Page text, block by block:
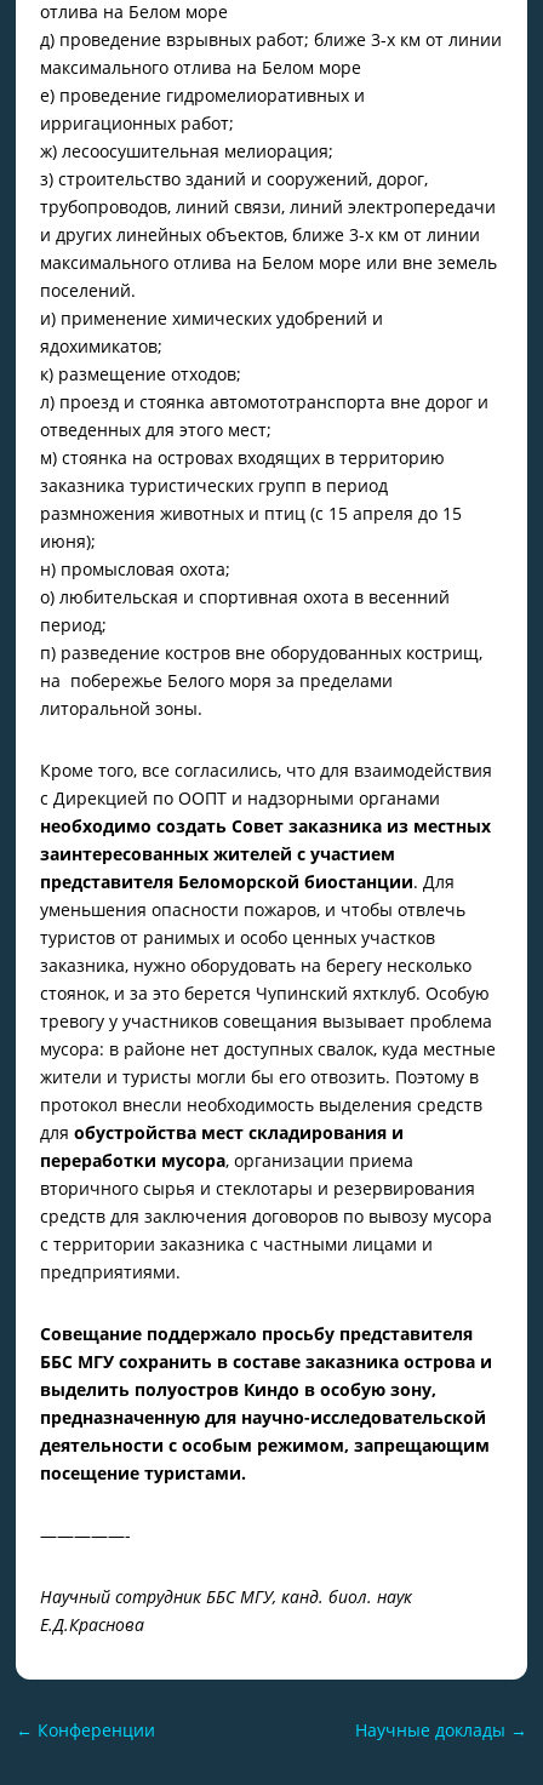
отлива на Белом море
д) проведение взрывных работ; ближе 3-х км от линии
максимального отлива на Белом море
е) проведение гидромелиоративных и
ирригационных работ;
ж) лесоосушительная мелиорация;
з) строительство зданий и сооружений, дорог,
трубопроводов, линий связи, линий электропередачи
и других линейных объектов, ближе 3-х км от линии
максимального отлива на Белом море или вне земель
поселений.
и) применение химических удобрений и
ядохимикатов;
к) размещение отходов;
л) проезд и стоянка автомототранспорта вне дорог и
отведенных для этого мест;
м) стоянка на островах входящих в территорию
заказника туристических групп в период
размножения животных и птиц (с 15 апреля до 15
июня);
н) промысловая охота;
о) любительская и спортивная охота в весенний
период;
п) разведение костров вне оборудованных кострищ,
на побережье Белого моря за пределами
литоральной зоны.
Кроме того, все согласились, что для взаимодействия
с Дирекцией по ООПТ и надзорными органами
необходимо создать Совет заказника из местных
заинтересованных жителей с участием
представителя Беломорской биостанции. Для
уменьшения опасности пожаров, и чтобы отвлечь
туристов от ранимых и особо ценных участков
заказника, нужно оборудовать на берегу несколько
стоянок, и за это берется Чупинский яхтклуб. Особую
тревогу у участников совещания вызывает проблема
мусора: в районе нет доступных свалок, куда местные
жители и туристы могли бы его отвозить. Поэтому в
протокол внесли необходимость выделения средств
дляобустройства мест складирования и
переработки мусора, организации приема
вторичного сырья и стеклотары и резервирования
средств для заключения договоров по вывозу мусора
с территории заказника с частными лицами и
предприятиями.
Совещание поддержало просьбу представителя
ББС МГУ сохранить в составе заказника острова и
выделить полуостров Киндо в особую зону,
предназначенную для научно-исследовательской
деятельности с особым режимом, запрещающим
посещение туристами.
—————-
Научный сотрудник ББС МГУ, канд. биол. наук
Е.Д.Краснова
← Конференции Научные доклады →